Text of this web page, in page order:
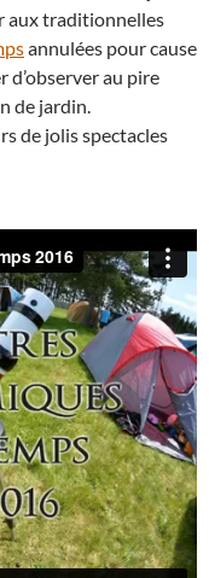
aux traditionnelles
annulées pour cause
d’observer au pire
de jardin.
de jolis spectacles